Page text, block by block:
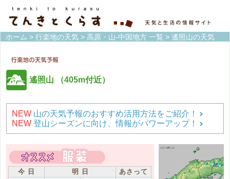
ホーム > 行楽地の天気 > 高原・山-中国地方 一覧 > 遙照山の天気
遙照山 （405m付近）
NEW 山の天気予報のおすすめ活用方法をご紹介！
NEW 登山シーズンに向け、情報がパワーアップ！
今 日 明 日
あさって